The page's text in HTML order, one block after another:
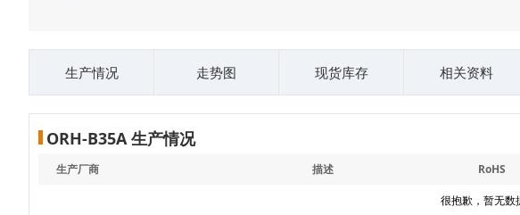
生产情况 走势图 现货库存 相关资料
ORH-B35A 生产情况
生产厂商 描述 RoHS
很抱歉，暂无数